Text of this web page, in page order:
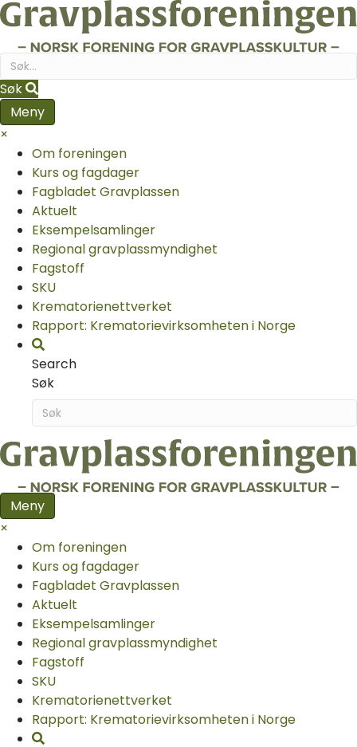
Søk
Meny
×
Om foreningen
Kurs og fagdager
Fagbladet Gravplassen
Aktuelt
Eksempelsamlinger
Regional gravplassmyndighet
Fagstoff
SKU
Krematorie­nettverket
Rapport: Krematorievirksomheten i Norge
Search
Søk
Meny
×
Om foreningen
Kurs og fagdager
Fagbladet Gravplassen
Aktuelt
Eksempelsamlinger
Regional gravplassmyndighet
Fagstoff
SKU
Krematorie­nettverket
Rapport: Krematorievirksomheten i Norge